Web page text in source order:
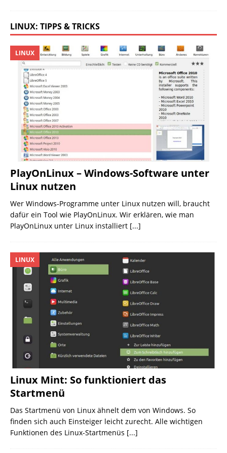
LINUX: TIPPS & TRICKS
PlayOnLinux – Windows-Software unter
Linux nutzen
LINUX
Wer Windows-Programme unter Linux nutzen will, braucht
dafür ein Tool wie PlayOnLinux. Wir erklären, wie man
PlayOnLinux unter Linux installiert [...]
Linux Mint: So funktioniert das
Startmenü
LINUX
Das Startmenü von Linux ähnelt dem von Windows. So
finden sich auch Einsteiger leicht zurecht. Alle wichtigen
Funktionen des Linux-Startmenüs [...]